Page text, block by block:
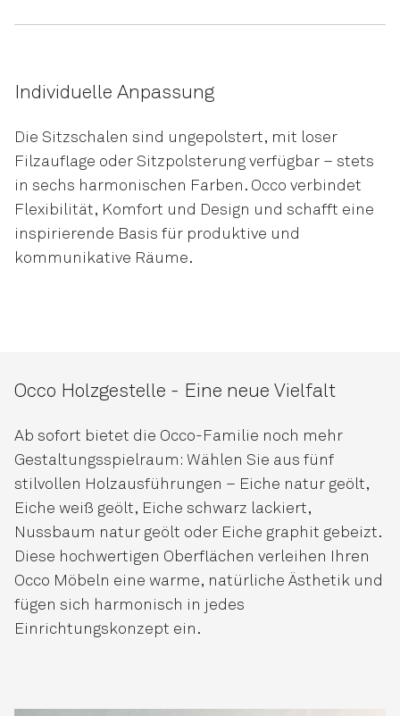
Individuelle Anpassung
Die Sitzschalen sind ungepolstert, mit loser
Filzauflage oder Sitzpolsterung verfügbar – stets
in sechs harmonischen Farben. Occo verbindet
Flexibilität, Komfort und Design und schafft eine
inspirierende Basis für produktive und
kommunikative Räume.
Occo Holzgestelle - Eine neue Vielfalt
Ab sofort bietet die Occo-Familie noch mehr
Gestaltungsspielraum: Wählen Sie aus fünf
stilvollen Holzausführungen – Eiche natur geölt,
Eiche weiß geölt, Eiche schwarz lackiert,
Nussbaum natur geölt oder Eiche graphit gebeizt.
Diese hochwertigen Oberflächen verleihen Ihren
Occo Möbeln eine warme, natürliche Ästhetik und
fügen sich harmonisch in jedes
Einrichtungskonzept ein.